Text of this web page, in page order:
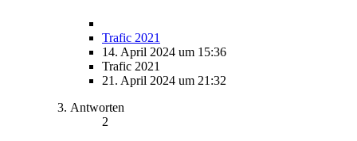
Trafic 2021
14. April 2024 um 15:36
Trafic 2021
21. April 2024 um 21:32
Antworten
2